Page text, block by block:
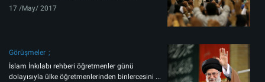
17 /May/ 2017
Görüşmeler
İslam İnkılabı rehberi öğretmenler günü
dolayısıyla ülke öğretmenlerinden binlercesini ...